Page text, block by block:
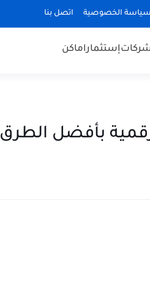
سياسة الخصوصية اتصل بنا
إستثماراماكن
بأفضل الطرق